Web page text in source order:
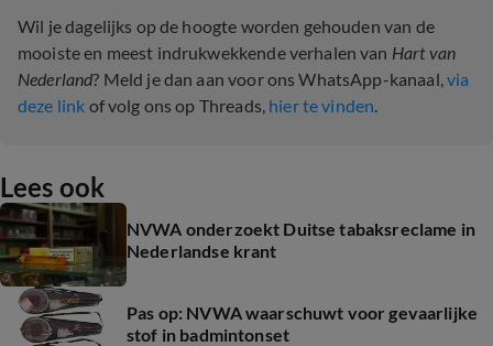
Wil je dagelijks op de hoogte worden gehouden van de
mooiste en meest indrukwekkende verhalen van Hart van
Nederland? Meld je dan aan voor ons WhatsApp-kanaal,via
deze link of volg ons op Threads, hier te vinden.
Lees ook
NVWA onderzoekt Duitse tabaksreclame in
Nederlandse krant
Pas op: NVWA waarschuwt voor gevaarlijke
stof in badmintonset